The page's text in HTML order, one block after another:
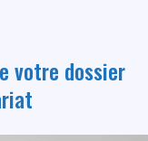
votre dossier